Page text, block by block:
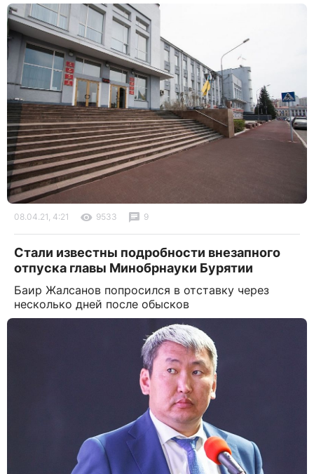
08.04.21, 4:21 9533 9
Стали известны подробности внезапного
отпуска главы Минобрнауки Бурятии
Баир Жалсанов попросился в отставку через
несколько дней после обысков